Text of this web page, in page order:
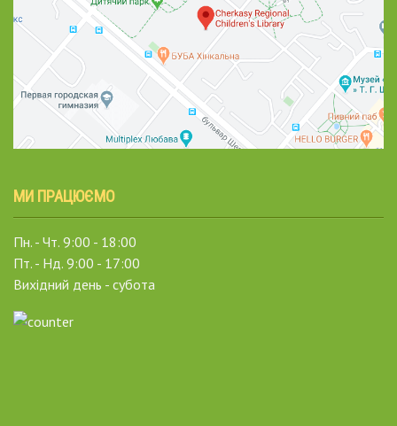
МИ ПРАЦЮЄМО
Пн. - Чт. 9:00 - 18:00
Пт. - Нд. 9:00 - 17:00
Вихідний день - субота